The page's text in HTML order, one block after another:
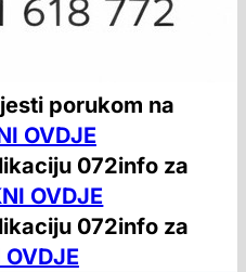
porukom na
OVDJE
072info za
OVDJE
072info za